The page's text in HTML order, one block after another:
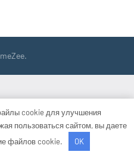
cookie для улучшения
пользоваться сайтом, вы даете
файлов cookie.
OK